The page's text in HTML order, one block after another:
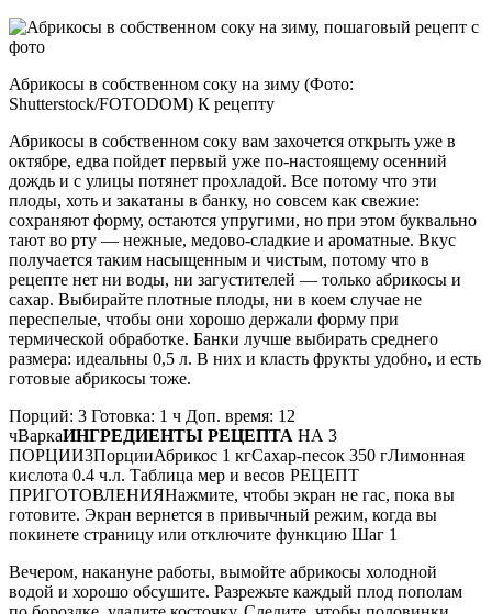
Абрикосы в собственном соку на зиму (Фото:
Shutterstock/FOTODOM) К рецепту
Абрикосы в собственном соку вам захочется открыть уже в
октябре, едва пойдет первый уже по-настоящему осенний
дождь и с улицы потянет прохладой. Все потому что эти
плоды, хоть и закатаны в банку, но совсем как свежие:
сохраняют форму, остаются упругими, но при этом буквально
тают во рту — нежные, медово-сладкие и ароматные. Вкус
получается таким насыщенным и чистым, потому что в
рецепте нет ни воды, ни загустителей — только абрикосы и
сахар. Выбирайте плотные плоды, ни в коем случае не
переспелые, чтобы они хорошо держали форму при
термической обработке. Банки лучше выбирать среднего
размера: идеальны 0,5 л. В них и класть фрукты удобно, и есть
готовые абрикосы тоже.
Порций: 3 Готовка: 1 ч Доп. время: 12
чВаркаИНГРЕДИЕНТЫ РЕЦЕПТА НА 3
ПОРЦИИ3ПорцииАбрикос 1 кгСахар-песок 350 гЛимонная
кислота 0.4 ч.л. Таблица мер и весов РЕЦЕПТ
ПРИГОТОВЛЕНИЯНажмите, чтобы экран не гас, пока вы
готовите. Экран вернется в привычный режим, когда вы
покинете страницу или отключите функцию Шаг 1
Вечером, накануне работы, вымойте абрикосы холодной
водой и хорошо обсушите. Разрежьте каждый плод пополам